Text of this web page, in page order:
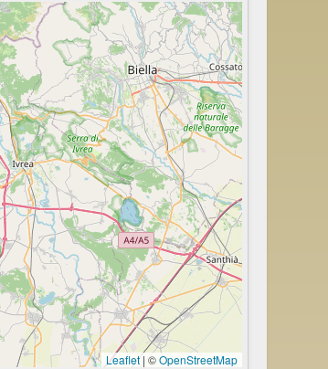
Leaflet | ©OpenStreetMap